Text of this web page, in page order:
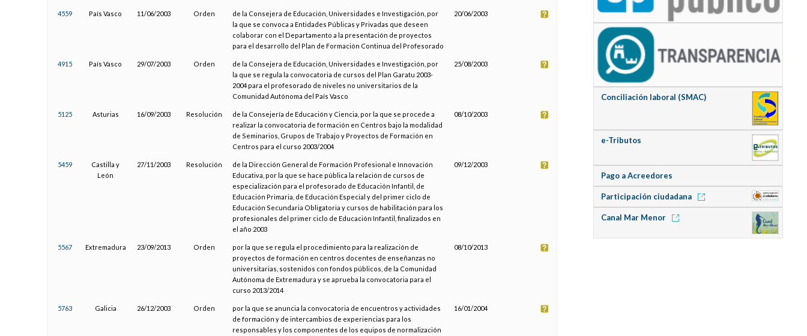
4559 País Vasco 11/06/2003 Orden
de la Consejera de Educación, Universidades e Investigación, por
la que se convoca a Entidades Públicas y Privadas que deseen
colaborar con el Departamento a la presentación de proyectos
para el desarrollo del Plan de Formación Continua del Profesorado
20/06/2003
4915 País Vasco 29/07/2003 Orden
de la Consejera de Educación, Universidades e Investigación, por
la que se regula la convocatoria de cursos del Plan Garatu 2003-
2004 para el profesorado de niveles no universitarios de la
Comunidad Autónoma del País Vasco
25/08/2003
5125 Asturias 16/09/2003 Resolución
de la Consejería de Educación y Ciencia, por la que se procede a
realizar la convocatoria de formación en Centros bajo la modalidad
de Seminarios, Grupos de Trabajo y Proyectos de Formación en
Centros para el curso 2003/2004
08/10/2003
5459
Castilla y
León
27/11/2003 Resolución
de la Dirección General de Formación Profesional e Innovación
Educativa, por la que se hace pública la relación de cursos de
especialización para el profesorado de Educación Infantil, de
Educación Primaria, de Educación Especial y del primer ciclo de
Educación Secundaria Obligatoria y cursos de habilitación para los
profesionales del primer ciclo de Educación Infantil, finalizados en
el año 2003
09/12/2003
5567 Extremadura 23/09/2013 Orden
por la que se regula el procedimiento para la realización de
proyectos de formación en centros docentes de enseñanzas no
universitarias, sostenidos con fondos públicos, de la Comunidad
Autónoma de Extremadura y se aprueba la convocatoria para el
curso 2013/2014
08/10/2013
5763 Galicia 26/12/2003 Orden
por la que se anuncia la convocatoria de encuentros y actividades
de formación y de intercambios de experiencias para los
responsables y los componentes de los equipos de normalización
16/01/2004
Conciliación laboral (SMAC)
e-Tributos
Pago a Acreedores
Participación ciudadana
Canal Mar Menor